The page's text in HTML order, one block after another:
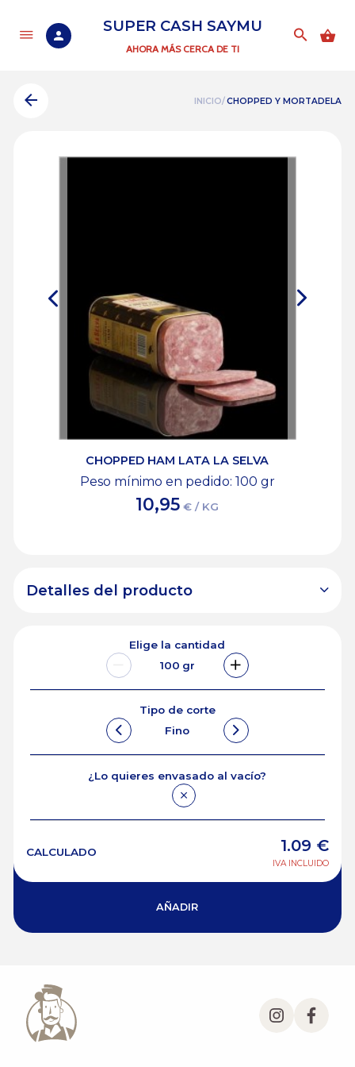
SUPER CASH SAYMU
AHORA MÁS CERCA DE TI
INICIO/CHOPPED Y MORTADELA
CHOPPED HAM LATA LA SELVA
Peso mínimo en pedido: 100 gr
10,95 € / KG
Detalles del producto
Elige la cantidad
100 gr
Tipo de corte
Fino
¿Lo quieres envasado al vacío?
CALCULADO 1.09 €
IVA INCLUIDO
AÑADIR